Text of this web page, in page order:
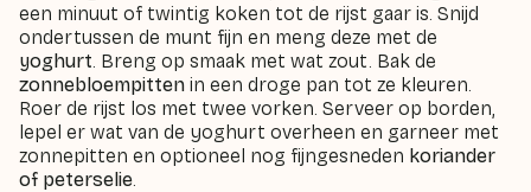
een minuut of twintig koken tot de rijst gaar is. Snijd
ondertussen de munt fijn en meng deze met de
yoghurt. Breng op smaak met wat zout. Bak de
zonnebloempitten in een droge pan tot ze kleuren.
Roer de rijst los met twee vorken. Serveer op borden,
lepel er wat van de yoghurt overheen en garneer met
zonnepitten en optioneel nog fijngesneden koriander
of peterselie.